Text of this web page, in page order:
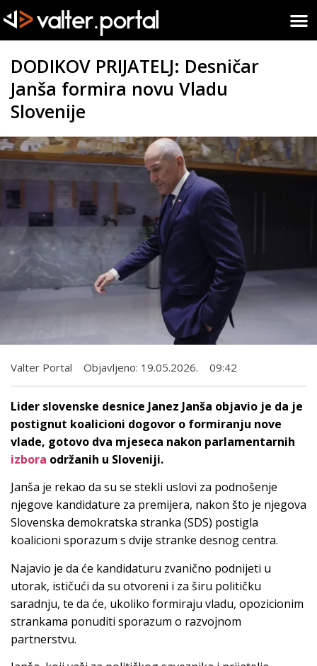
DODIKOV PRIJATELJ: Desničar
Janša formira novu Vladu
Slovenije
Valter Portal Objavljeno: 19.05.2026. 09:42
Lider slovenske desnice Janez Janša objavio je da je
postignut koalicioni dogovor o formiranju nove
vlade, gotovo dva mjeseca nakon parlamentarnih
izbora održanih u Sloveniji.
Janša je rekao da su se stekli uslovi za podnošenje
njegove kandidature za premijera, nakon što je njegova
Slovenska demokratska stranka (SDS) postigla
koalicioni sporazum s dvije stranke desnog centra.
Najavio je da će kandidaturu zvanično podnijeti u
utorak, ističući da su otvoreni i za širu političku
saradnju, te da će, ukoliko formiraju vladu, opozicionim
strankama ponuditi sporazum o razvojnom
partnerstvu.